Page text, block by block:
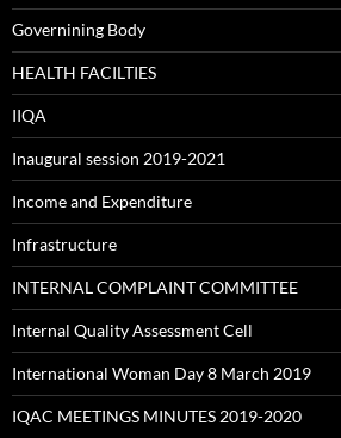
Governining Body
HEALTH FACILTIES
IIQA
Inaugural session 2019-2021
Income and Expenditure
Infrastructure
INTERNAL COMPLAINT COMMITTEE
Internal Quality Assessment Cell
International Woman Day 8 March 2019
IQAC MEETINGS MINUTES 2019-2020